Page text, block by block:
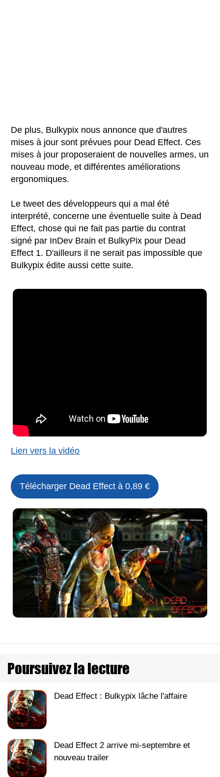
De plus, Bulkypix nous annonce que d'autres
mises à jour sont prévues pour Dead Effect. Ces
mises à jour proposeraient de nouvelles armes, un
nouveau mode, et différentes améliorations
ergonomiques.
Le tweet des développeurs qui a mal été
interprété, concerne une éventuelle suite à Dead
Effect, chose qui ne fait pas partie du contrat
signé par InDev Brain et BulkyPix pour Dead
Effect 1. D'ailleurs il ne serait pas impossible que
Bulkypix édite aussi cette suite.
Lien vers la vidéo
Télécharger Dead Effect à 0,89 €
Poursuivez la lecture
Dead Effect : Bulkypix lâche l'affaire
Dead Effect 2 arrive mi-septembre et
nouveau trailer